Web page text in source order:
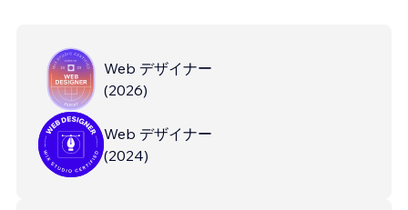
Web デザイナー
(2026)
Web デザイナー
(2024)